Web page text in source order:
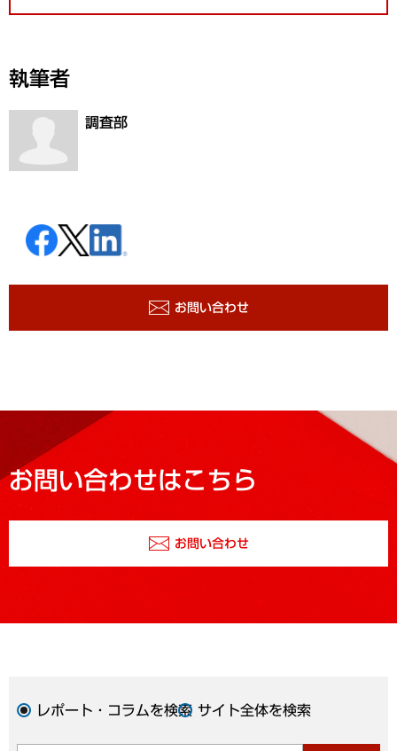
執筆者
調査部
お問い合わせ
お問い合わせはこちら
お問い合わせ
レポート・コラムを検索 サイト全体を検索